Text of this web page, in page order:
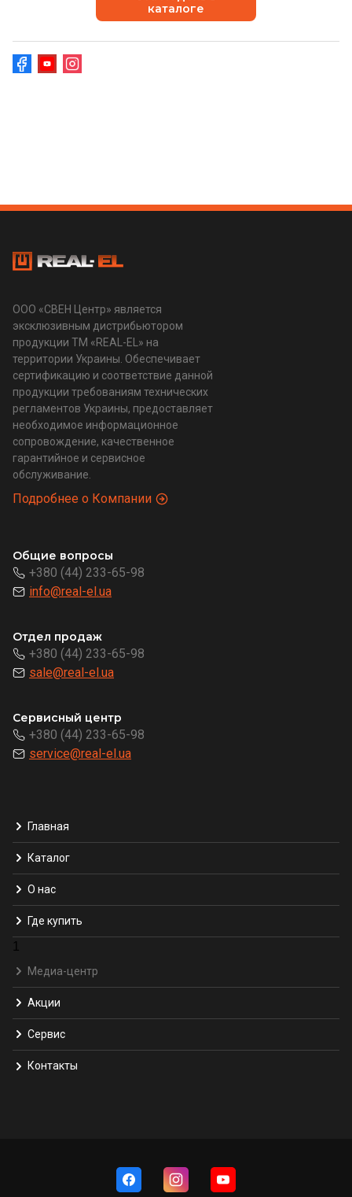
каталоге
ООО «СВЕН Центр» является
эксклюзивным дистрибьютором
продукции ТМ «REAL-EL» на
территории Украины. Обеспечивает
сертификацию и соответствие данной
продукции требованиям технических
регламентов Украины, предоставляет
необходимое информационное
сопровождение, качественное
гарантийное и сервисное
обслуживание.
Подробнее о Компании
Общие вопросы
+380 (44) 233-65-98
info@real-el.ua
Отдел продаж
+380 (44) 233-65-98
sale@real-el.ua
Сервисный центр
+380 (44) 233-65-98
service@real-el.ua
Главная
Каталог
О нас
Где купить
1
Медиа-центр
Акции
Сервис
Контакты